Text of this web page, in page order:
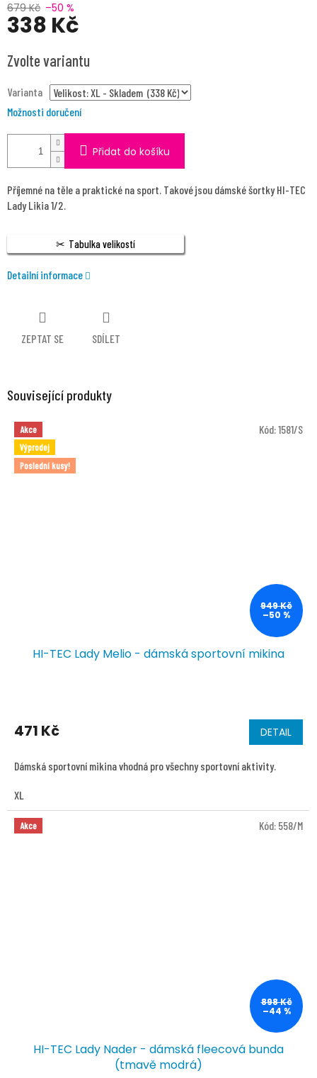
679 Kč –50 %
338 Kč
cena:
Zvolte variantu
Varianta
Možnosti doručení
Přidat do košíku
Příjemné na těle a praktické na sport. Takové jsou dámské šortky HI-TEC
Lady Likia 1/2.
Tabulka velikostí
Detailní informace
ZEPTAT SE SDÍLET
Související produkty
Akce
Výprodej
Poslední kusy!
949 Kč
–50 %
HI-TEC Lady Melio - dámská sportovní mikina
471 Kč DETAIL
Dámská sportovní mikina vhodná pro všechny sportovní aktivity.
XL
Kód:1581/S
Akce
898 Kč
–44 %
HI-TEC Lady Nader - dámská fleecová bunda
(tmavě modrá)
Kód: 558/M